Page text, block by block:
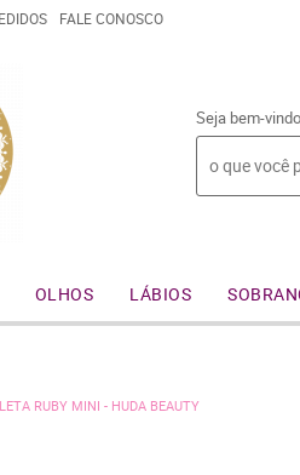
FALE CONOSCO
Seja bem-
OLHOS LÁBIOS
RUBY MINI - HUDA BEAUTY